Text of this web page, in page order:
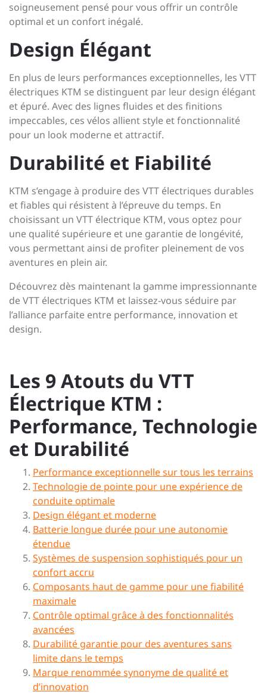
soigneusement pensé pour vous offrir un contrôle
optimal et un confort inégalé.
Design Élégant
En plus de leurs performances exceptionnelles, les VTT
électriques KTM se distinguent par leur design élégant
et épuré. Avec des lignes fluides et des finitions
impeccables, ces vélos allient style et fonctionnalité
pour un look moderne et attractif.
Durabilité et Fiabilité
KTM s’engage à produire des VTT électriques durables
et fiables qui résistent à l’épreuve du temps. En
choisissant un VTT électrique KTM, vous optez pour
une qualité supérieure et une garantie de longévité,
vous permettant ainsi de profiter pleinement de vos
aventures en plein air.
Découvrez dès maintenant la gamme impressionnante
de VTT électriques KTM et laissez-vous séduire par
l’alliance parfaite entre performance, innovation et
design.
Les 9 Atouts du VTT
Électrique KTM :
Performance, Technologie
et Durabilité
Performance exceptionnelle sur tous les terrains
Technologie de pointe pour une expérience de
conduite optimale
Design élégant et moderne
Batterie longue durée pour une autonomie
étendue
Systèmes de suspension sophistiqués pour un
confort accru
Composants haut de gamme pour une fiabilité
maximale
Contrôle optimal grâce à des fonctionnalités
avancées
Durabilité garantie pour des aventures sans
limite dans le temps
Marque renommée synonyme de qualité et
d’innovation